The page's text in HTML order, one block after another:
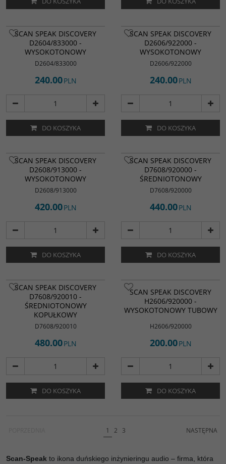
SCAN SPEAK DISCOVERY
D2604/833000 -
WYSOKOTONOWY
D2604/833000
240.00PLN
DO KOSZYKA
SCAN SPEAK DISCOVERY
D2606/922000 -
WYSOKOTONOWY
D2606/922000
240.00PLN
DO KOSZYKA
SCAN SPEAK DISCOVERY
D2608/913000 -
WYSOKOTONOWY
D2608/913000
420.00PLN
DO KOSZYKA
SCAN SPEAK DISCOVERY
D7608/920000 -
ŚREDNIOTONOWY
D7608/920000
440.00PLN
DO KOSZYKA
SCAN SPEAK DISCOVERY
D7608/920010 -
ŚREDNIOTONOWY
KOPUŁKOWY
D7608/920010
480.00PLN
DO KOSZYKA
SCAN SPEAK DISCOVERY
H2606/920000 -
WYSOKOTONOWY TUBOWY
H2606/920000
200.00PLN
DO KOSZYKA
1 2 3 NASTĘPNA
Scan-Speak to ikona duńskiego inżynieringu audio – firma, która